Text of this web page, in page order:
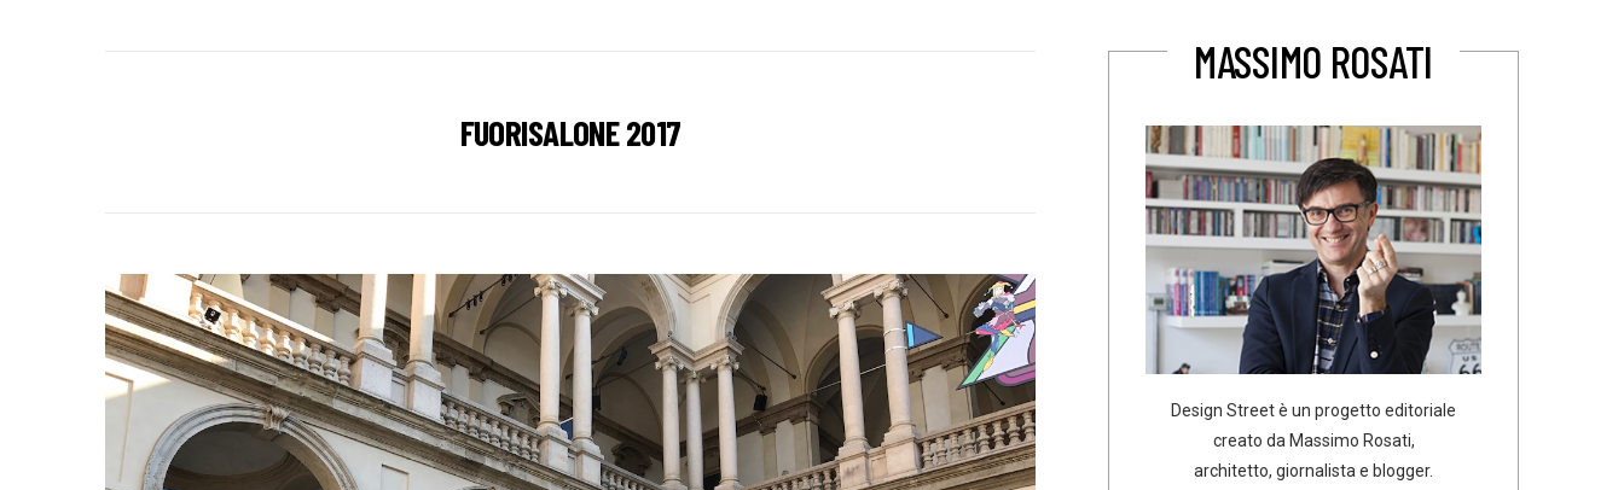
FUORISALONE 2017
MASSIMO ROSATI
Design Street è un progetto editoriale
creato da Massimo Rosati,
architetto, giornalista e blogger.